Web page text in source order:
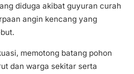
diduga akibat guyuran curah
angin kencang yang
memotong batang pohon
dan warga sekitar serta